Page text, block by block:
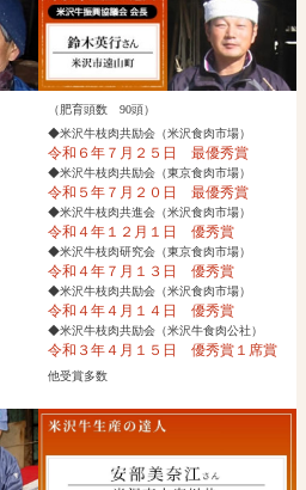
（肥育頭数 90頭）
◆米沢牛枝肉共励会（米沢食肉市場）
令和６年７月２５日 最優秀賞
◆米沢牛枝肉共励会（東京食肉市場）
令和５年７月２０日 最優秀賞
◆米沢牛枝肉共進会（米沢食肉市場）
令和４年１２月１日 優秀賞
◆米沢牛枝肉研究会（東京食肉市場）
令和４年７月１３日 優秀賞
◆米沢牛枝肉共励会（米沢食肉市場）
令和４年４月１４日 優秀賞
◆米沢牛枝肉共励会（米沢牛食肉公社）
令和３年４月１５日 優秀賞１席賞
他受賞多数